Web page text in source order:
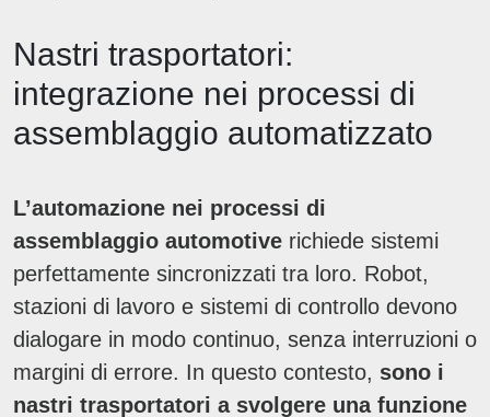
Nastri trasportatori:
integrazione nei processi di
assemblaggio automatizzato
L’automazione nei processi di
assemblaggio automotive richiede sistemi
perfettamente sincronizzati tra loro. Robot,
stazioni di lavoro e sistemi di controllo devono
dialogare in modo continuo, senza interruzioni o
margini di errore. In questo contesto, sono i
nastri trasportatori a svolgere una funzione